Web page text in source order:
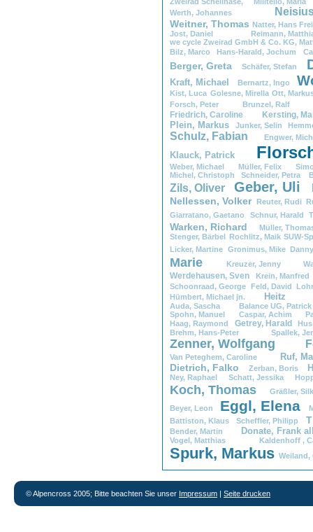
Werth, Johannes
Weitner, Thomas Natter, Hans
Jost, Daniel Reimann,.
we cycle Zweirad GmbH & Co. KG,
Bilz, MarcoHans-Harald, .Jochum
Berger, GretaSchäfer, .Stefan
Kraft, Michael Bernartz,. Ingo
Kist, Luca Golesne,. MirellaOtt, .
Forsch, Peter Brunzel,. Ralf
Friedrich, Caroline Kersting,.
Plein, Markus Junker,. Selin
Schulz, Fabian Engwer,
Klauck, Patrick
Weber, Michael Müller,. Felix
Michel, Christoph Schneider,. Petra
Zils, OliverGeber, Uli
Nellessen, Volker Reuter, Rudi
Giarratano, Gaetano Schnur,. Harald
Warken, Richard Müller, .
Stenger, Bärbel Rochlitz,. MaikSUW-
Licker, Martine Gronimus,. Mike
Marie Kreuzer,. Jenny
Werdehausen, Sven Krein,
Schoonraad, George Feld,. David
Hümbert, Michael jn. Heitz
Auda, Sascha Balance. UG,. Patrick.
Spohn, Manuel Caspar,. Achim
Haag, Raymond Getrey,. Harald
Brehm, Hans-Peter. Spallek,
Zenner, Wolfgang
Van Peteghem, Caroline Ruf,
Dietrich, Falko Zerban,. Boris
Ney, Raphael Schatt,. Jessika
Koch, Thomas Gräßler,.
Beyer, Leon Eggl, Elena
Battiston, KlausScheffler, .Philipp
Bender, Martin Donate, Frank
Vogel, Matthias Kaldenhoff ,
Spurk, Markus Weiland,
© Alpencross 2005; Bitte beachten Sie unser Impressum | Seite drucken